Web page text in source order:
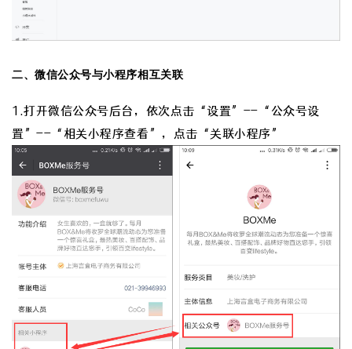
二、微信公众号与小程序相互关联
1.打开微信公众号后台，依次点击“设置”--“公众号设
置”--“相关小程序查看”，点击“关联小程序”